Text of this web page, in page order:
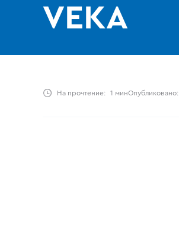
VEKA
На прочтение: 1 минОпубликовано: